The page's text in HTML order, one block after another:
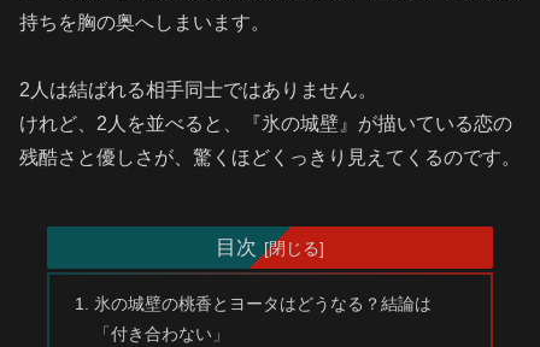
持ちを胸の奥へしまいます。
2人は結ばれる相手同士ではありません。
けれど、2人を並べると、『氷の城壁』が描いている恋の
残酷さと優しさが、驚くほどくっきり見えてくるのです。
目次
氷の城壁の桃香とヨータはどうなる？結論は
「付き合わない」